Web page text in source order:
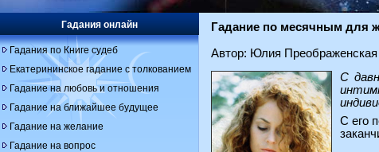
Гадание по месячным для
Автор: Юлия Преображенская
С
С его
Гадания онлайн
Гадания по Книге судеб
Екатерининское гадание с толкованием
Гадание на любовь и отношения
Гадание на ближайшее будущее
Гадание на желание
Гадание на вопрос